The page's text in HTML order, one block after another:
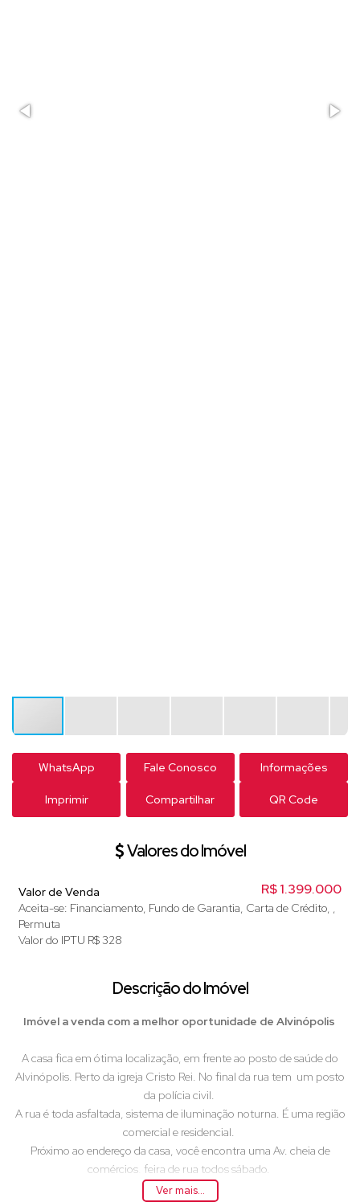
WhatsApp Fale Conosco Informações
Imprimir Compartilhar QR Code
Valores do Imóvel
R$1.399.000
Valor de Venda
Aceita-se: Financiamento, Fundo de Garantia, Carta de Crédito, ,
Permuta
Valor do IPTU R$328
Descrição do Imóvel
Imóvel a venda com a melhor oportunidade de Alvinópolis
A casa fica em ótima localização, em frente ao posto de saúde do
Alvinópolis. Perto da igreja Cristo Rei. No final da rua tem um posto
da polícia civil.
A rua é toda asfaltada, sistema de iluminação noturna. É uma região
comercial e residencial.
Próximo ao endereço da casa, você encontra uma Av. cheia de
comércios, feira de rua todos sábado.
Um ponto excelente para quem quer montar um negócio, a casa
Ver mais...